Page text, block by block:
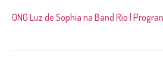
ONG Luz de Sophia na Band Rio |